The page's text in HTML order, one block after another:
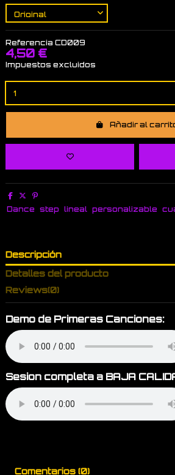
Referencia CD009
4,50 €
Impuestos excluidos
Añadir al
Dance step lineal personalizable
Descripción
Detalles del producto
Reviews(0)
Demo de Primeras Canciones:
Sesion completa a BAJA
Comentarios (0)